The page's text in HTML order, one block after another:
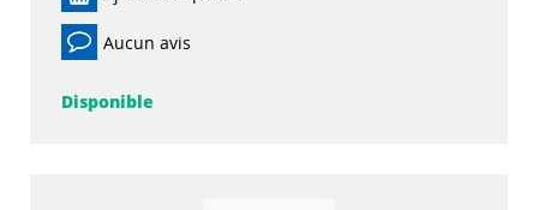
Aucun avis
Disponible